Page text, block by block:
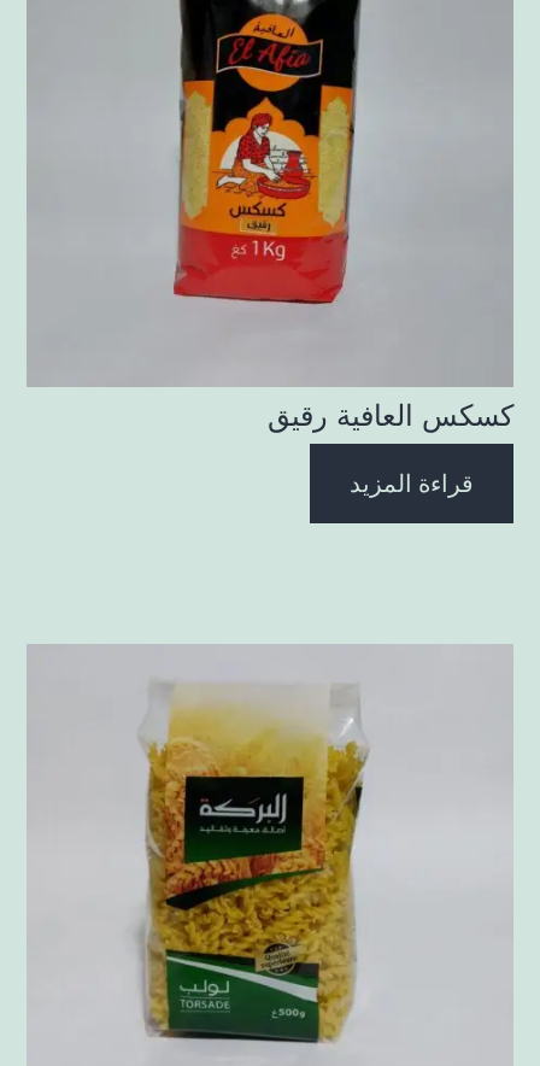
كسكس العافية رقيق
قراءة المزيد